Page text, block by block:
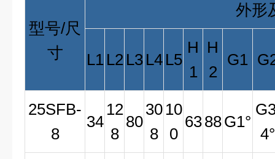
型号/尺
寸
外形
L1 L2 L3 L4 L5
H
1
H
2
G1
25SFB-
8
34
12
8
80
30
8
10
0
6388G1°
4°